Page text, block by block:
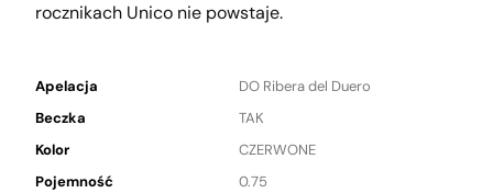
rocznikach Unico nie powstaje.
Apelacja
DO Ribera del Duero
Beczka
TAK
Kolor
CZERWONE
Pojemność
0.75